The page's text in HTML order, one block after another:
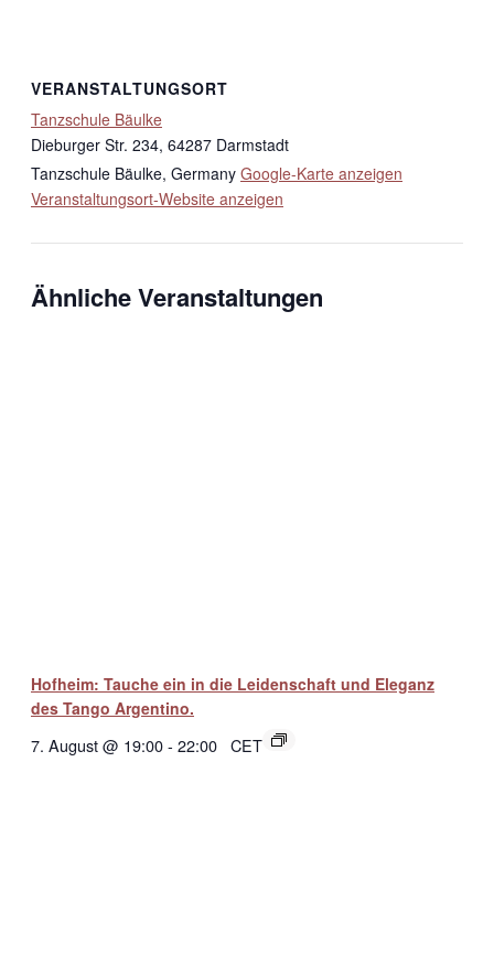
VERANSTALTUNGSORT
Tanzschule Bäulke
Dieburger Str. 234, 64287 Darmstadt
Tanzschule Bäulke, Germany Google-Karte anzeigen
Veranstaltungsort-Website anzeigen
Ähnliche Veranstaltungen
Hofheim: Tauche ein in die Leidenschaft und Eleganz
des Tango Argentino.
7. August @ 19:00- 22:00 CET